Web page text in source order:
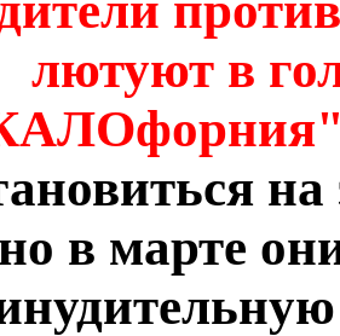
лютуют в
в марте